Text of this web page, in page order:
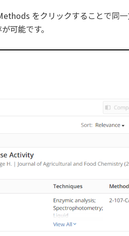
をクリックすることで同
可能です。